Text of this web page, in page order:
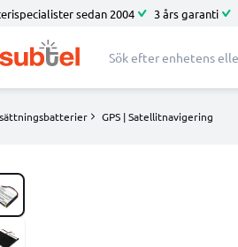
sedan 2004 3 års garanti
GPS | Satellitnavigering